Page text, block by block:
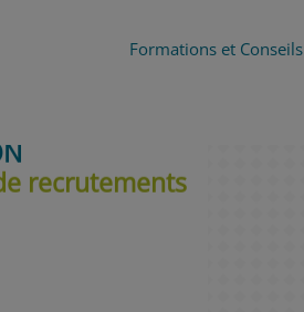
Formations et Conseils
recrutements